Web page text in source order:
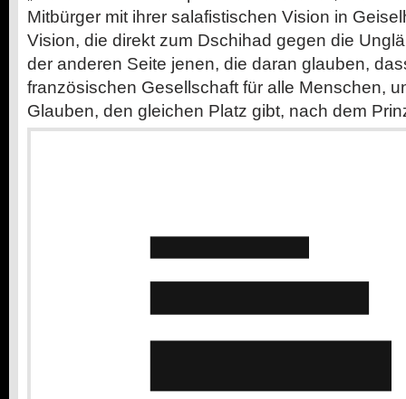
Mitbürger mit ihrer salafistischen Vision in
Vision, die direkt zum Dschihad gegen die
der anderen Seite jenen, die daran glauben,
französischen Gesellschaft für alle Menschen,
Glauben, den gleichen Platz gibt, nach dem